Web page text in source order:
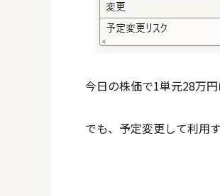
今日の株価で1単元28万
でも、予定変更して利用